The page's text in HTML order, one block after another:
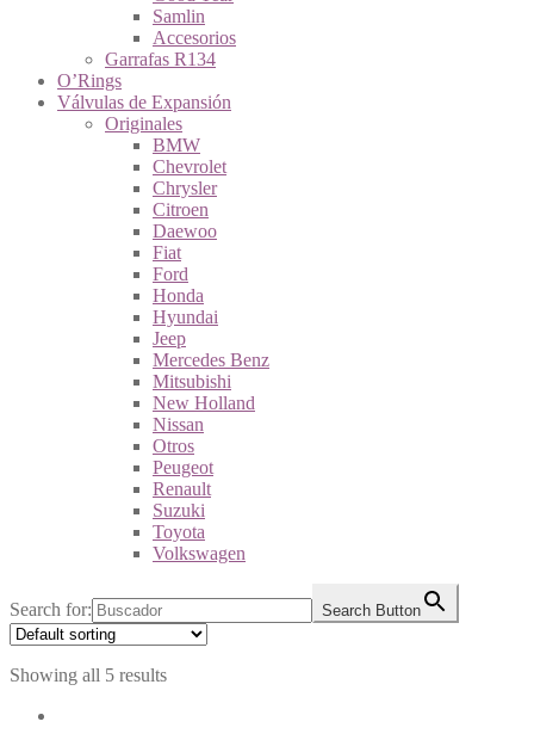
Samlin
Accesorios
Garrafas R134
O’Rings
Válvulas de Expansión
Originales
BMW
Chevrolet
Chrysler
Citroen
Daewoo
Fiat
Ford
Honda
Hyundai
Jeep
Mercedes Benz
Mitsubishi
New Holland
Nissan
Otros
Peugeot
Renault
Suzuki
Toyota
Volkswagen
Search for: Search Button
Showing all 5 results